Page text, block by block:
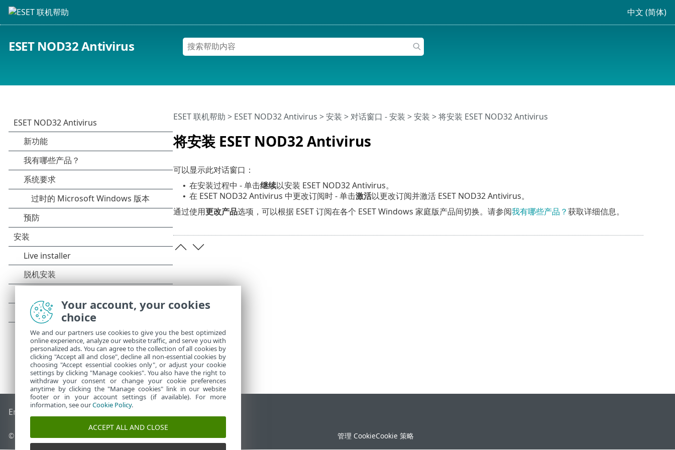
中文 (简体)
ESET NOD32 Antivirus
将安装 ESET NOD32 Antivirus
ESET 联机帮助 > ESET NOD32 Antivirus >安装 > 对话窗口 - 安装 > 安装 > 将安装 ESET NOD32 Antivirus
可以显示此对话窗口：
• 在安装过程中 - 单击继续以安装 ESET NOD32 Antivirus。
• 在 ESET NOD32 Antivirus 中更改订阅时 - 单击激活以更改订阅并激活 ESET NOD32 Antivirus。
通过使用更改产品选项，可以根据 ESET 订阅在各个 ESET Windows 家庭版产品间切换。请参阅我有哪些产品？获取详细信息。
End of Life ESET 知识库 ESET 论坛ESET Status Portal
© 1992 - 2025 ESET, spol. s r.o. - 保留所有权利。 管理 CookieCookie 策略
Your account, your cookies
choice
We and our partners use cookies to give you the best optimized
online experience, analyze our website traffic, and serve you with
personalized ads. You can agree to the collection of all cookies by
clicking "Accept all and close", decline all non-essential cookies by
choosing "Accept essential cookies only", or adjust your cookie
settings by clicking "Manage cookies". You also have the right to
withdraw your consent or change your cookie preferences
anytime by clicking the "Manage cookies" link in our website
footer or in your account settings (if available). For more
information, see ourCookie Policy.
ACCEPT ALL AND CLOSE